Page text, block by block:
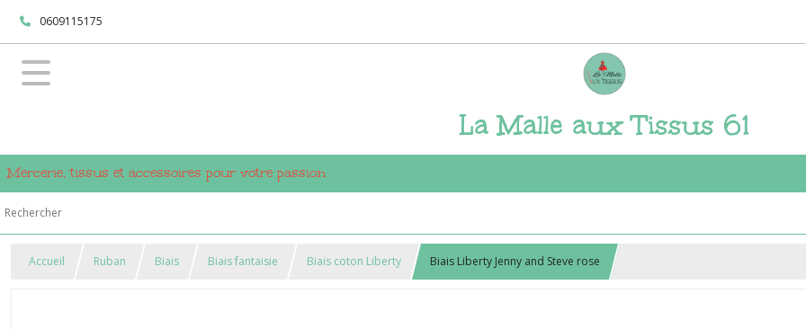
0609115175
La Malle aux Tissus 61
Mercerie, tissus et accessoires pour votre passion
Accueil Ruban Biais Biais fantaisie Biais coton Liberty Biais Liberty Jenny and Steve rose